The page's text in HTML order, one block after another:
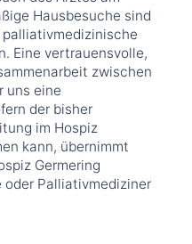
Hausbesuche sind
Eine vertrauensvolle,
zwischen
uns eine
der bisher
im Hospiz
kann, übernimmt
Germering
oder Palliativmediziner